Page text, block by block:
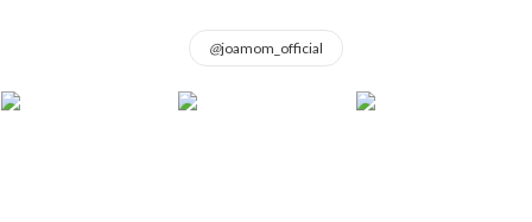
@joamom_official